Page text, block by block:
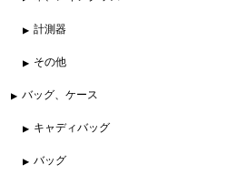
計測器
その他
バッグ、ケース
キャディバッグ
バッグ